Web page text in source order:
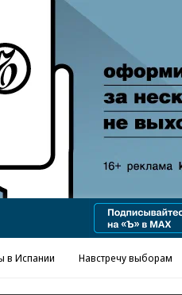
ad
в Испании Навстречу выборам